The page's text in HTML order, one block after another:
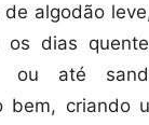
algodão
dias
ou até
bem, criando